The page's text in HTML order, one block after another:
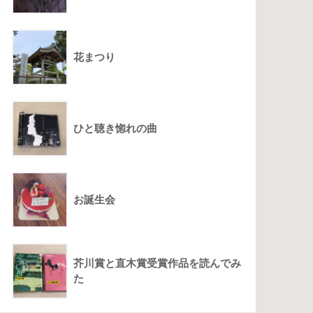
花まつり
ひと聴き惚れの曲
お誕生会
芥川賞と直木賞受賞作品を読んでみ
た